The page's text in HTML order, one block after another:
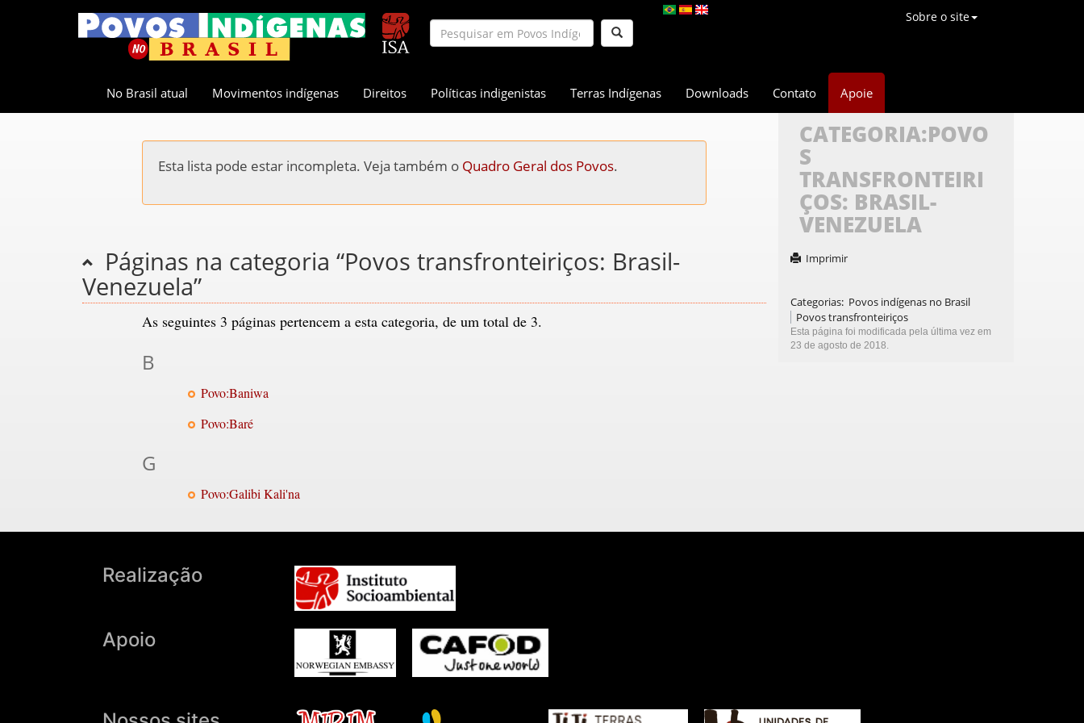
Sobre o site
No Brasil atual Movimentos indígenas Direitos Políticas indigenistas Terras Indígenas Downloads Contato Apoie
Esta lista pode estar incompleta. Veja também o Quadro Geral dos Povos.
Páginas na categoria “Povos transfronteiriços: Brasil-
Venezuela”
As seguintes 3 páginas pertencem a esta categoria, de um total de 3.
B
Povo:Baniwa
Povo:Baré
G
Povo:Galibi Kali'na
CATEGORIA:POVO
S
TRANSFRONTEIRI
ÇOS: BRASIL-
VENEZUELA
Imprimir
Categorias: Povos indígenas no Brasil
Povos transfronteiriços
Esta página foi modificada pela última vez em
23 de agosto de 2018.